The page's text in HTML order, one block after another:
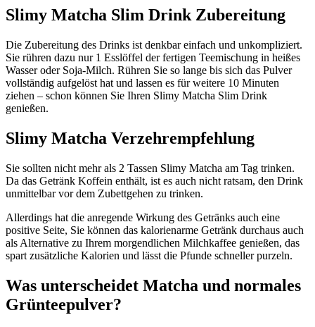
Slimy Matcha Slim Drink Zubereitung
Die Zubereitung des Drinks ist denkbar einfach und unkompliziert.
Sie rühren dazu nur 1 Esslöffel der fertigen Teemischung in heißes
Wasser oder Soja-Milch. Rühren Sie so lange bis sich das Pulver
vollständig aufgelöst hat und lassen es für weitere 10 Minuten
ziehen – schon können Sie Ihren Slimy Matcha Slim Drink
genießen.
Slimy Matcha Verzehrempfehlung
Sie sollten nicht mehr als 2 Tassen Slimy Matcha am Tag trinken.
Da das Getränk Koffein enthält, ist es auch nicht ratsam, den Drink
unmittelbar vor dem Zubettgehen zu trinken.
Allerdings hat die anregende Wirkung des Getränks auch eine
positive Seite, Sie können das kalorienarme Getränk durchaus auch
als Alternative zu Ihrem morgendlichen Milchkaffee genießen, das
spart zusätzliche Kalorien und lässt die Pfunde schneller purzeln.
Was unterscheidet Matcha und normales
Grünteepulver?